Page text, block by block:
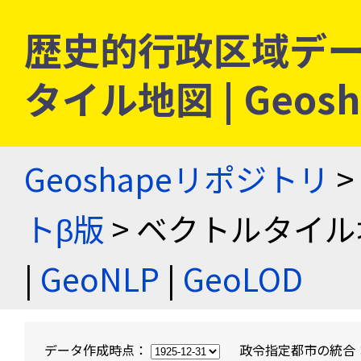
歴史的行政区域デ
タイル地図 |
Geoshapeリポジトリ >
トβ版 > ベクトルタイ
| GeoNLP | GeoLOD
データ作成時点： 政令指定都市の統